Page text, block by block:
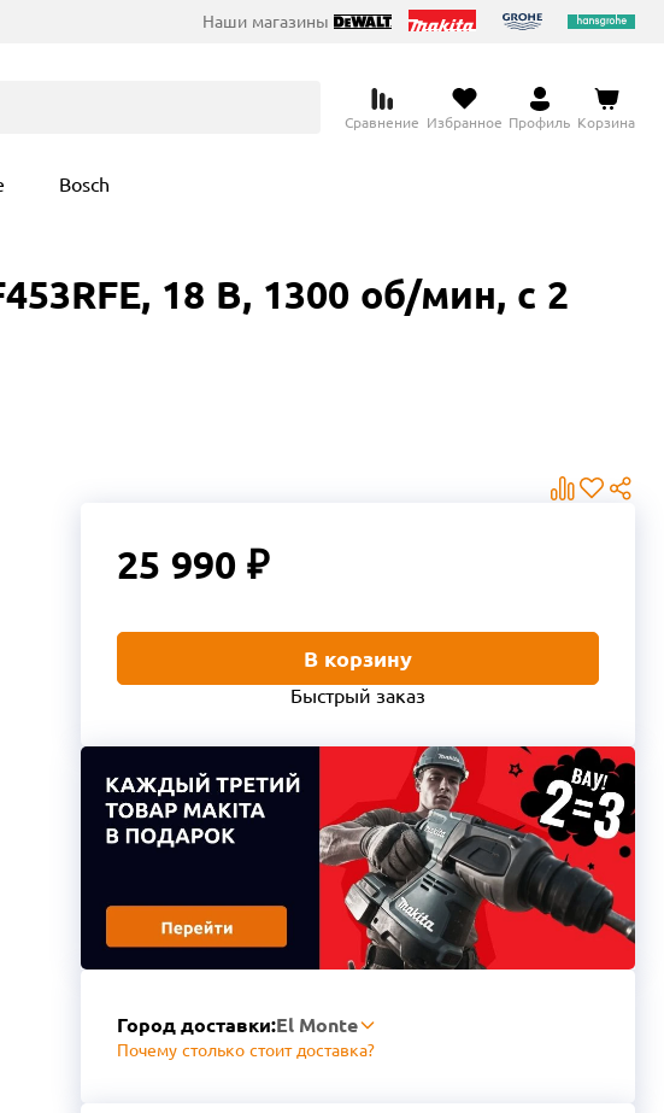
Наши магазины
Сравнение Избранное Профиль Корзина
Bosch
18 В, 1300 об/мин, с 2
25 990 ₽
В корзину
Быстрый заказ
Город доставки:El Monte
Почему столько стоит доставка?